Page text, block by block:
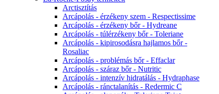
Arctisztítás
Arcápolás - érzékeny szem - Respectissime
Arcápolás - érzékeny bőr - Hydreane
Arcápolás - túlérzékeny bőr - Toleriane
Arcápolás - kipirosodásra hajlamos bőr -
Rosaliac
Arcápolás - problémás bőr - Effaclar
Arcápolás - száraz bőr - Nutritic
Arcápolás - intenzív hidratálás - Hydraphase
Arcápolás - ránctalanítás - Redermic C